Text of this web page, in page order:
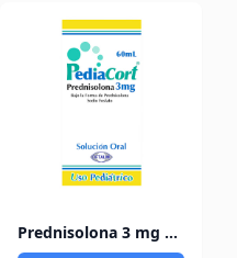
Prednisolona 3 mg Pediacort